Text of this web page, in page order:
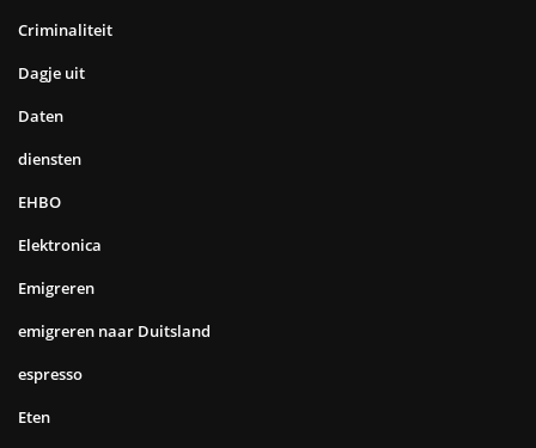
Criminaliteit
Dagje uit
Daten
diensten
EHBO
Elektronica
Emigreren
emigreren naar Duitsland
espresso
Eten